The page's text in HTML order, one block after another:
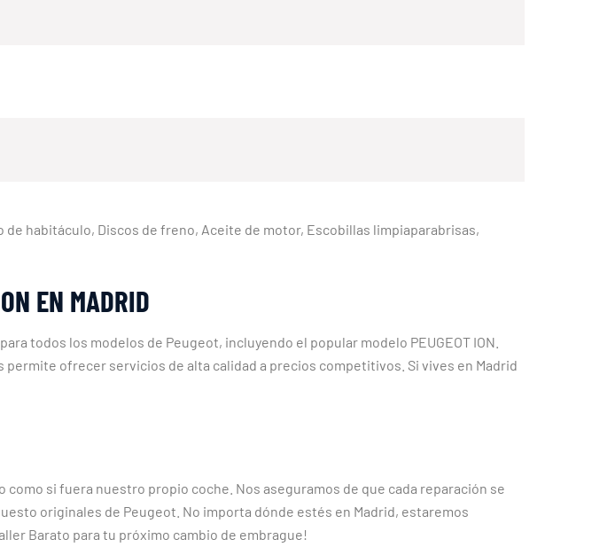
habitáculo, Discos de freno, Aceite de motor, Escobillas limpiaparabrisas,
EN MADRID
todos los modelos de Peugeot, incluyendo el popular modelo PEUGEOT ION.
ofrecer servicios de alta calidad a precios competitivos. Si vives en Madrid
si fuera nuestro propio coche. Nos aseguramos de que cada reparación se
originales de Peugeot. No importa dónde estés en Madrid, estaremos
Barato para tu próximo cambio de embrague!